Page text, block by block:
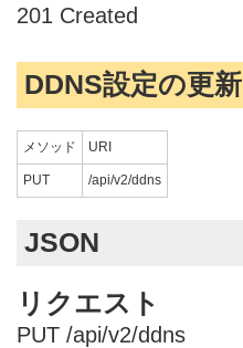
201 Created
DDNS設定の更新
メソッド URI
PUT /api/v2/ddns
JSON
リクエスト
PUT /api/v2/ddns